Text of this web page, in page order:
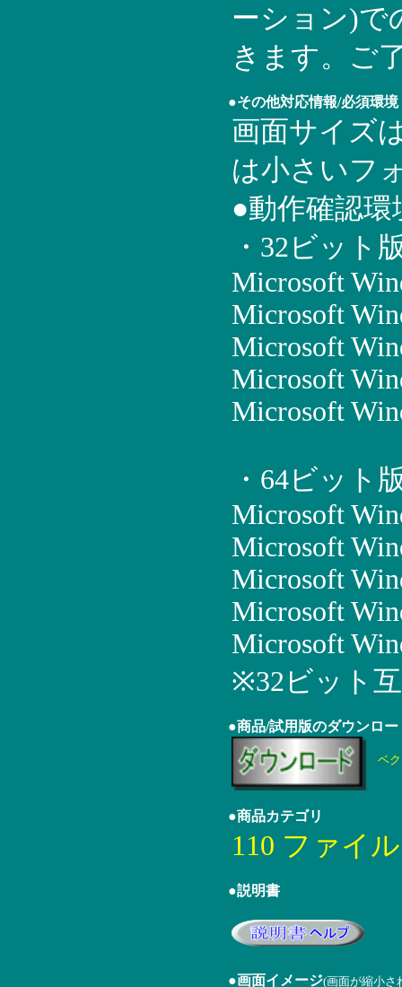
ーション)で
きます。ご
●その他対応情報/必須環境
画面サイズ
は小さいフ
●動作確認環
・32ビット
Microsoft
Microsoft
Microsoft
Microsoft
Microsoft
・64ビット
Microsoft
Microsoft
Microsoft
Microsoft
Microsoft
※32ビット
●商品/試用版のダウンロー
ベ
●商品カテゴリ
110 ファイ
●説明書
●画面イメージ(画面が縮小さ